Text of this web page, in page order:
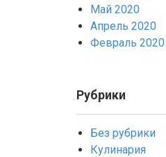
Май 2020
Апрель 2020
Февраль 2020
Рубрики
Без рубрики
Кулинария